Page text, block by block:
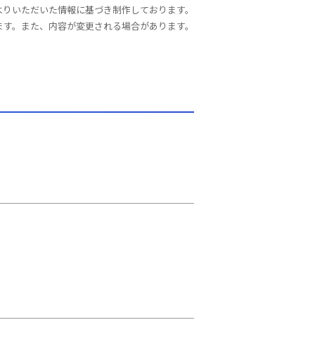
いただいた情報に基づき制作しております。
。また、内容が変更される場合があります。